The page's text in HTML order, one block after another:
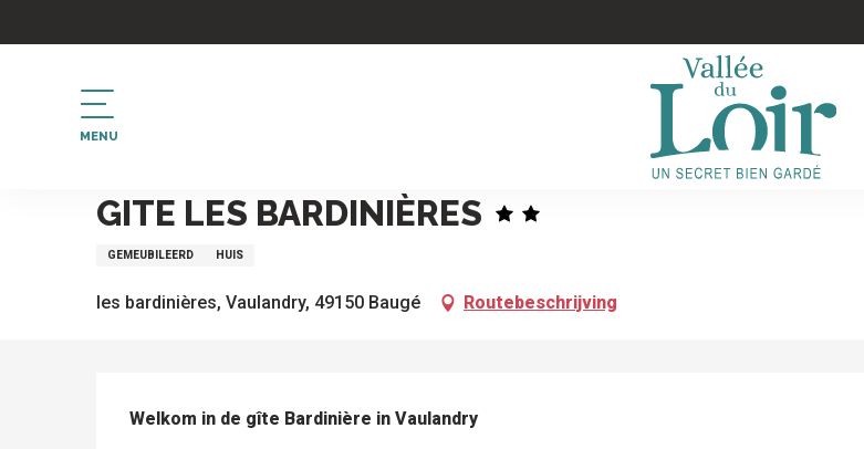
au
MENU
Home
GITE LES BARDINIÈRES
GEMEUBILEERD HUIS
les bardinières, Vaulandry, 49150 Baugé Routebeschrijving
BESCHRIJVING
Welkom in de gîte Bardinière in Vaulandry